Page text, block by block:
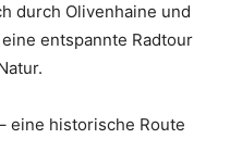
durch Olivenhaine und
entspannte Radtour
eine historische Route